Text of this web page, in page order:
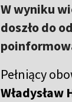
W wyniku
doszło do
Pełniący
Władysław